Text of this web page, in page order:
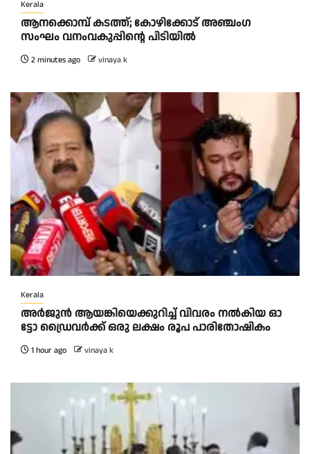
Kerala
ആനക്കൊമ്പ് കടത്ത്; കോഴിക്കോട് അഞ്ചംഗ
സംഘം വനംവകുപ്പിന്റെ പിടിയിൽ
2 minutes ago vinaya k
Kerala
അ​ർ​ജു​ൻ ആ​യ​ങ്കി​യെ​ക്കു​റി​ച്ച് വി​വ​രം ന​ൽ​കി​യ ഓ​
ട്ടോ ഡ്രൈ​വ​ർ​ക്ക് ഒ​രു ല​ക്ഷം രൂ​പ പാ​രി​തോ​ഷി​കം
1 hour ago vinaya k